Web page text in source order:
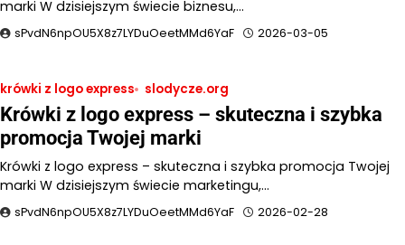
marki W dzisiejszym świecie biznesu,…
sPvdN6npOU5X8z7LYDuOeetMMd6YaF 2026-03-05
krówki z logo express slodycze.org
Krówki z logo express – skuteczna i szybka
promocja Twojej marki
Krówki z logo express – skuteczna i szybka promocja Twojej
marki W dzisiejszym świecie marketingu,…
sPvdN6npOU5X8z7LYDuOeetMMd6YaF 2026-02-28